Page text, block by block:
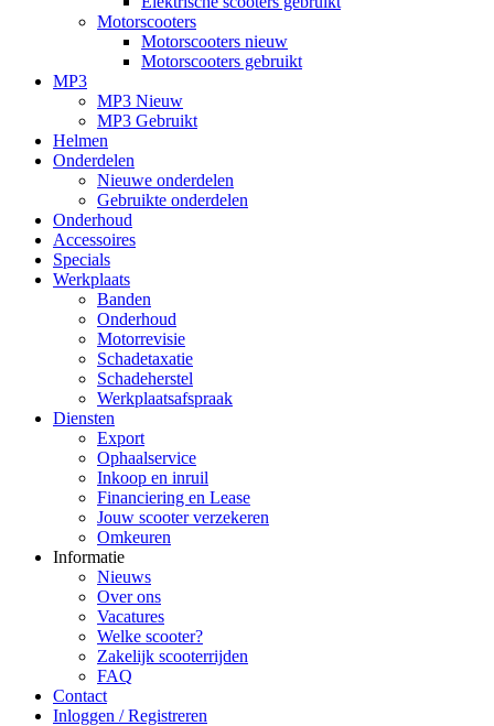
Motorscooters
Motorscooters nieuw
Motorscooters gebruikt
MP3
MP3 Nieuw
MP3 Gebruikt
Helmen
Onderdelen
Nieuwe onderdelen
Gebruikte onderdelen
Onderhoud
Accessoires
Specials
Werkplaats
Banden
Onderhoud
Motorrevisie
Schadetaxatie
Schadeherstel
Werkplaatsafspraak
Diensten
Export
Ophaalservice
Inkoop en inruil
Financiering en Lease
Jouw scooter verzekeren
Omkeuren
Informatie
Nieuws
Over ons
Vacatures
Welke scooter?
Zakelijk scooterrijden
FAQ
Contact
Inloggen / Registreren